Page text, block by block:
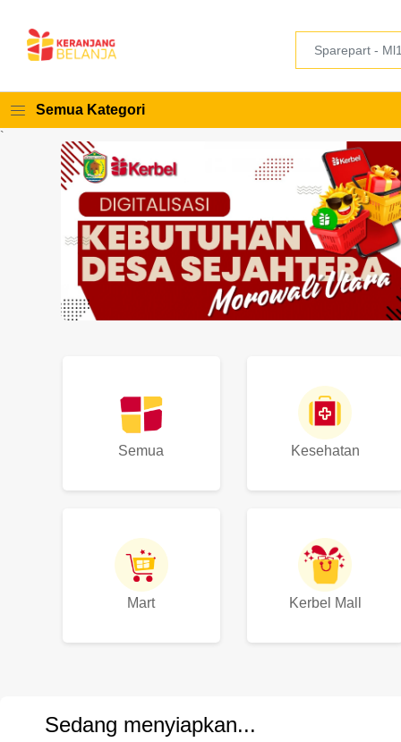
Semua Kategori
`
Semua Kesehatan
Mart Kerbel Mall
Sedang menyiapkan...